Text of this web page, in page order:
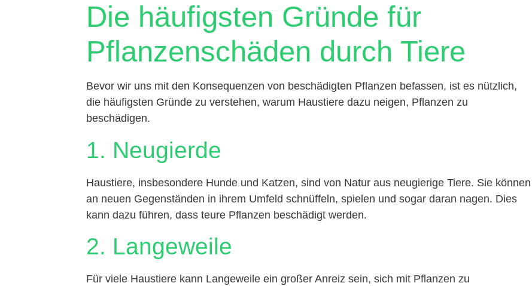
Die häufigsten Gründe für
Pflanzenschäden durch Tiere
Bevor wir uns mit den Konsequenzen von beschädigten Pflanzen befassen, ist es nützlich,
die häufigsten Gründe zu verstehen, warum Haustiere dazu neigen, Pflanzen zu
beschädigen.
1. Neugierde
Haustiere, insbesondere Hunde und Katzen, sind von Natur aus neugierige Tiere. Sie können
an neuen Gegenständen in ihrem Umfeld schnüffeln, spielen und sogar daran nagen. Dies
kann dazu führen, dass teure Pflanzen beschädigt werden.
2. Langeweile
Für viele Haustiere kann Langeweile ein großer Anreiz sein, sich mit Pflanzen zu